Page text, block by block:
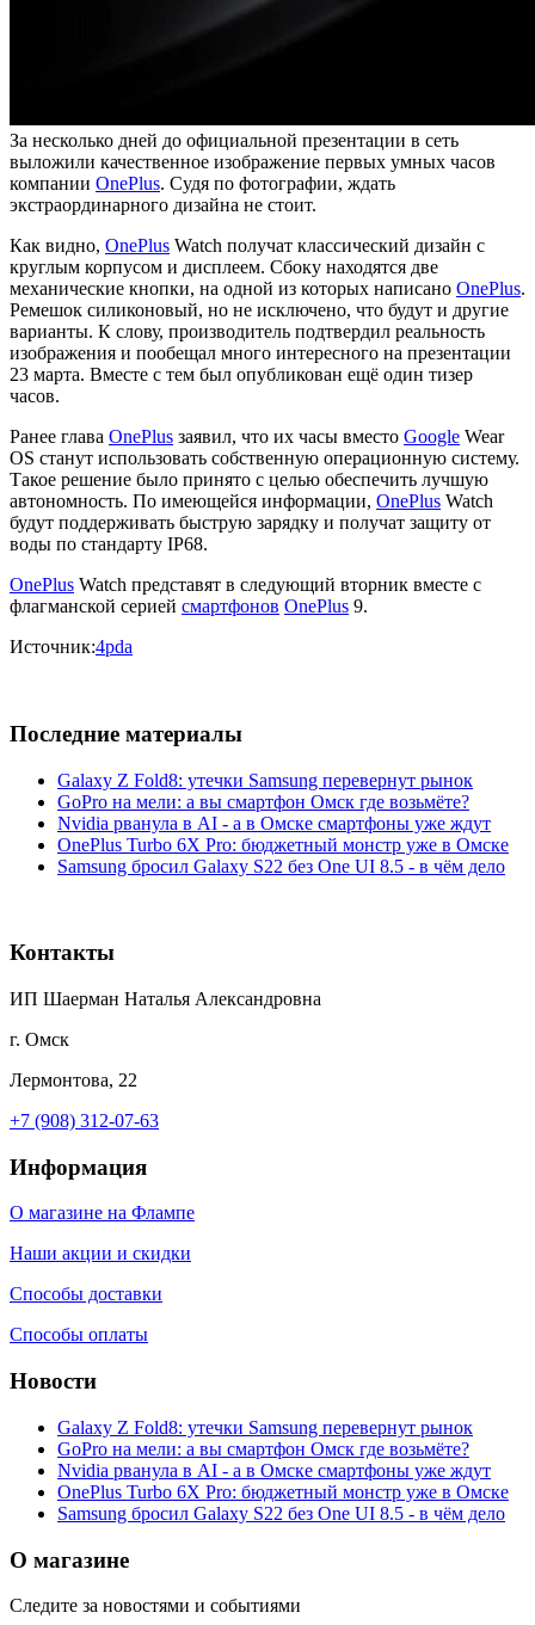
За несколько дней до официальной презентации в сеть
выложили качественное изображение первых умных часов
компании OnePlus. Судя по фотографии, ждать
экстраординарного дизайна не стоит.
Как видно, OnePlus Watch получат классический дизайн с
круглым корпусом и дисплеем. Сбоку находятся две
механические кнопки, на одной из которых написано OnePlus.
Ремешок силиконовый, но не исключено, что будут и другие
варианты. К слову, производитель подтвердил реальность
изображения и пообещал много интересного на презентации
23 марта. Вместе с тем был опубликован ещё один тизер
часов.
Ранее глава OnePlus заявил, что их часы вместо Google Wear
OS станут использовать собственную операционную систему.
Такое решение было принято с целью обеспечить лучшую
автономность. По имеющейся информации, OnePlus Watch
будут поддерживать быструю зарядку и получат защиту от
воды по стандарту IP68.
OnePlus Watch представят в следующий вторник вместе с
флагманской серией смартфонов OnePlus 9.
Источник:4pda
Последние материалы
Galaxy Z Fold8: утечки Samsung перевернут рынок
GoPro на мели: а вы смартфон Омск где возьмёте?
Nvidia рванула в AI - а в Омске смартфоны уже ждут
OnePlus Turbo 6X Pro: бюджетный монстр уже в Омске
Samsung бросил Galaxy S22 без One UI 8.5 - в чём дело
Контакты
ИП Шаерман Наталья Александровна
г. Омск
Лермонтова, 22
+7 (908) 312-07-63
Информация
О магазине на Флампе
Наши акции и скидки
Способы доставки
Способы оплаты
Новости
Galaxy Z Fold8: утечки Samsung перевернут рынок
GoPro на мели: а вы смартфон Омск где возьмёте?
Nvidia рванула в AI - а в Омске смартфоны уже ждут
OnePlus Turbo 6X Pro: бюджетный монстр уже в Омске
Samsung бросил Galaxy S22 без One UI 8.5 - в чём дело
О магазине
Следите за новостями и событиями